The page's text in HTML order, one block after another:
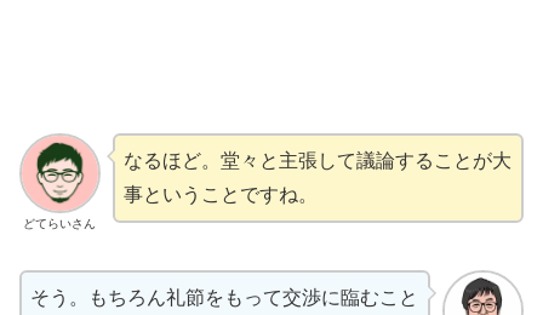
どてらいさん
なるほど。堂々と主張して議論することが大
事ということですね。
そう。もちろん礼節をもって交渉に臨むこと